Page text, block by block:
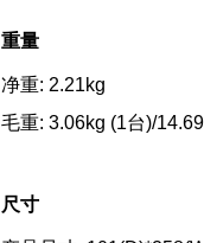
重量
净重: 2.21kg
毛重: 3.06kg (1台)/
尺寸